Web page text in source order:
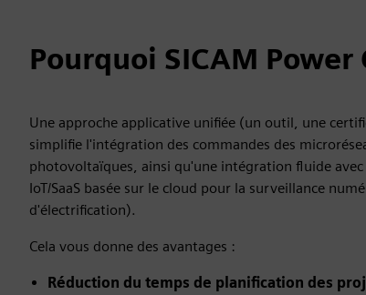
Pourquoi SICAM Power
Une approche applicative unifiée (un outil, une
simplifie l'intégration des commandes des
photovoltaïques, ainsi qu'une intégration fluide
IoT/SaaS basée sur le cloud pour la surveillance
d'électrification).
Cela vous donne des avantages :
Réduction du temps de planification des